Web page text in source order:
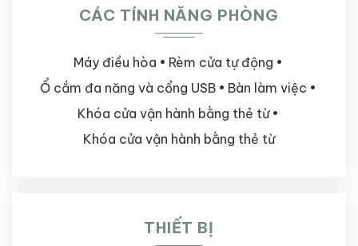
CÁC TÍNH NĂNG PHÒNG
Máy điều hòa
Rèm cửa tự động
Ổ cắm đa năng và cổng USB
Bàn làm việc
Khóa cửa vận hành bằng thẻ từ
Khóa cửa vận hành bằng thẻ từ
THIẾT BỊ